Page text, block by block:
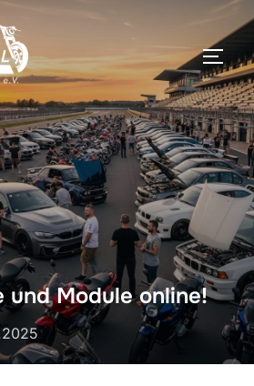
und Module online!